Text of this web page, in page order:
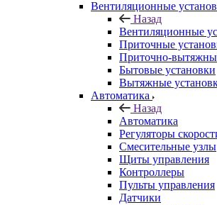
Вентиляционные
Назад
Вентиляционные
Приточные
Приточно-
Бытовые установки
Вытяжные
Автоматика
Назад
Автоматика
Регуляторы
Смесительные узлы
Щиты управления
Контроллеры
Пульты управления
Датчики